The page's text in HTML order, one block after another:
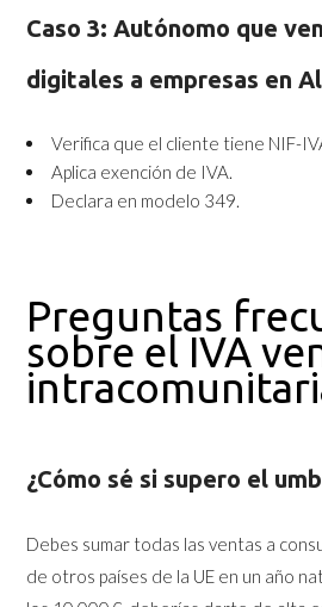
Caso 3: Autónomo que
digitales a empresas en
Verifica que el cliente tiene NIF-
Aplica exención de IVA.
Declara en modelo 349.
Preguntas
sobre el IVA
¿Cómo sé si supero el
Debes sumar todas las ventas a
de otros países de la UE en un año